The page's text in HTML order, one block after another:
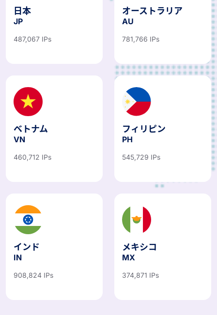
日本
JP
487,067 IPs
オーストラリア
AU
781,766 IPs
ベトナム
VN
460,712 IPs
フィリピン
PH
545,729 IPs
インド
IN
908,824 IPs
メキシコ
MX
374,871 IPs